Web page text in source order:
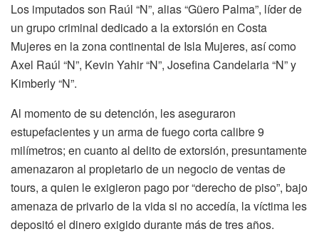
Los imputados son Raúl “N”, alias “Güero Palma”, líder de
un grupo criminal dedicado a la extorsión en Costa
Mujeres en la zona continental de Isla Mujeres, así como
Axel Raúl “N”, Kevin Yahir “N”, Josefina Candelaria “N” y
Kimberly “N”.
Al momento de su detención, les aseguraron
estupefacientes y un arma de fuego corta calibre 9
milímetros; en cuanto al delito de extorsión, presuntamente
amenazaron al propietario de un negocio de ventas de
tours, a quien le exigieron pago por “derecho de piso”, bajo
amenaza de privarlo de la vida si no accedía, la víctima les
depositó el dinero exigido durante más de tres años.